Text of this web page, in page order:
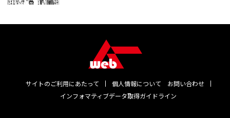
サイトのご利用にあたって 個人情報について
お問い合わせ
インフォマティブデータ取得ガイドライン